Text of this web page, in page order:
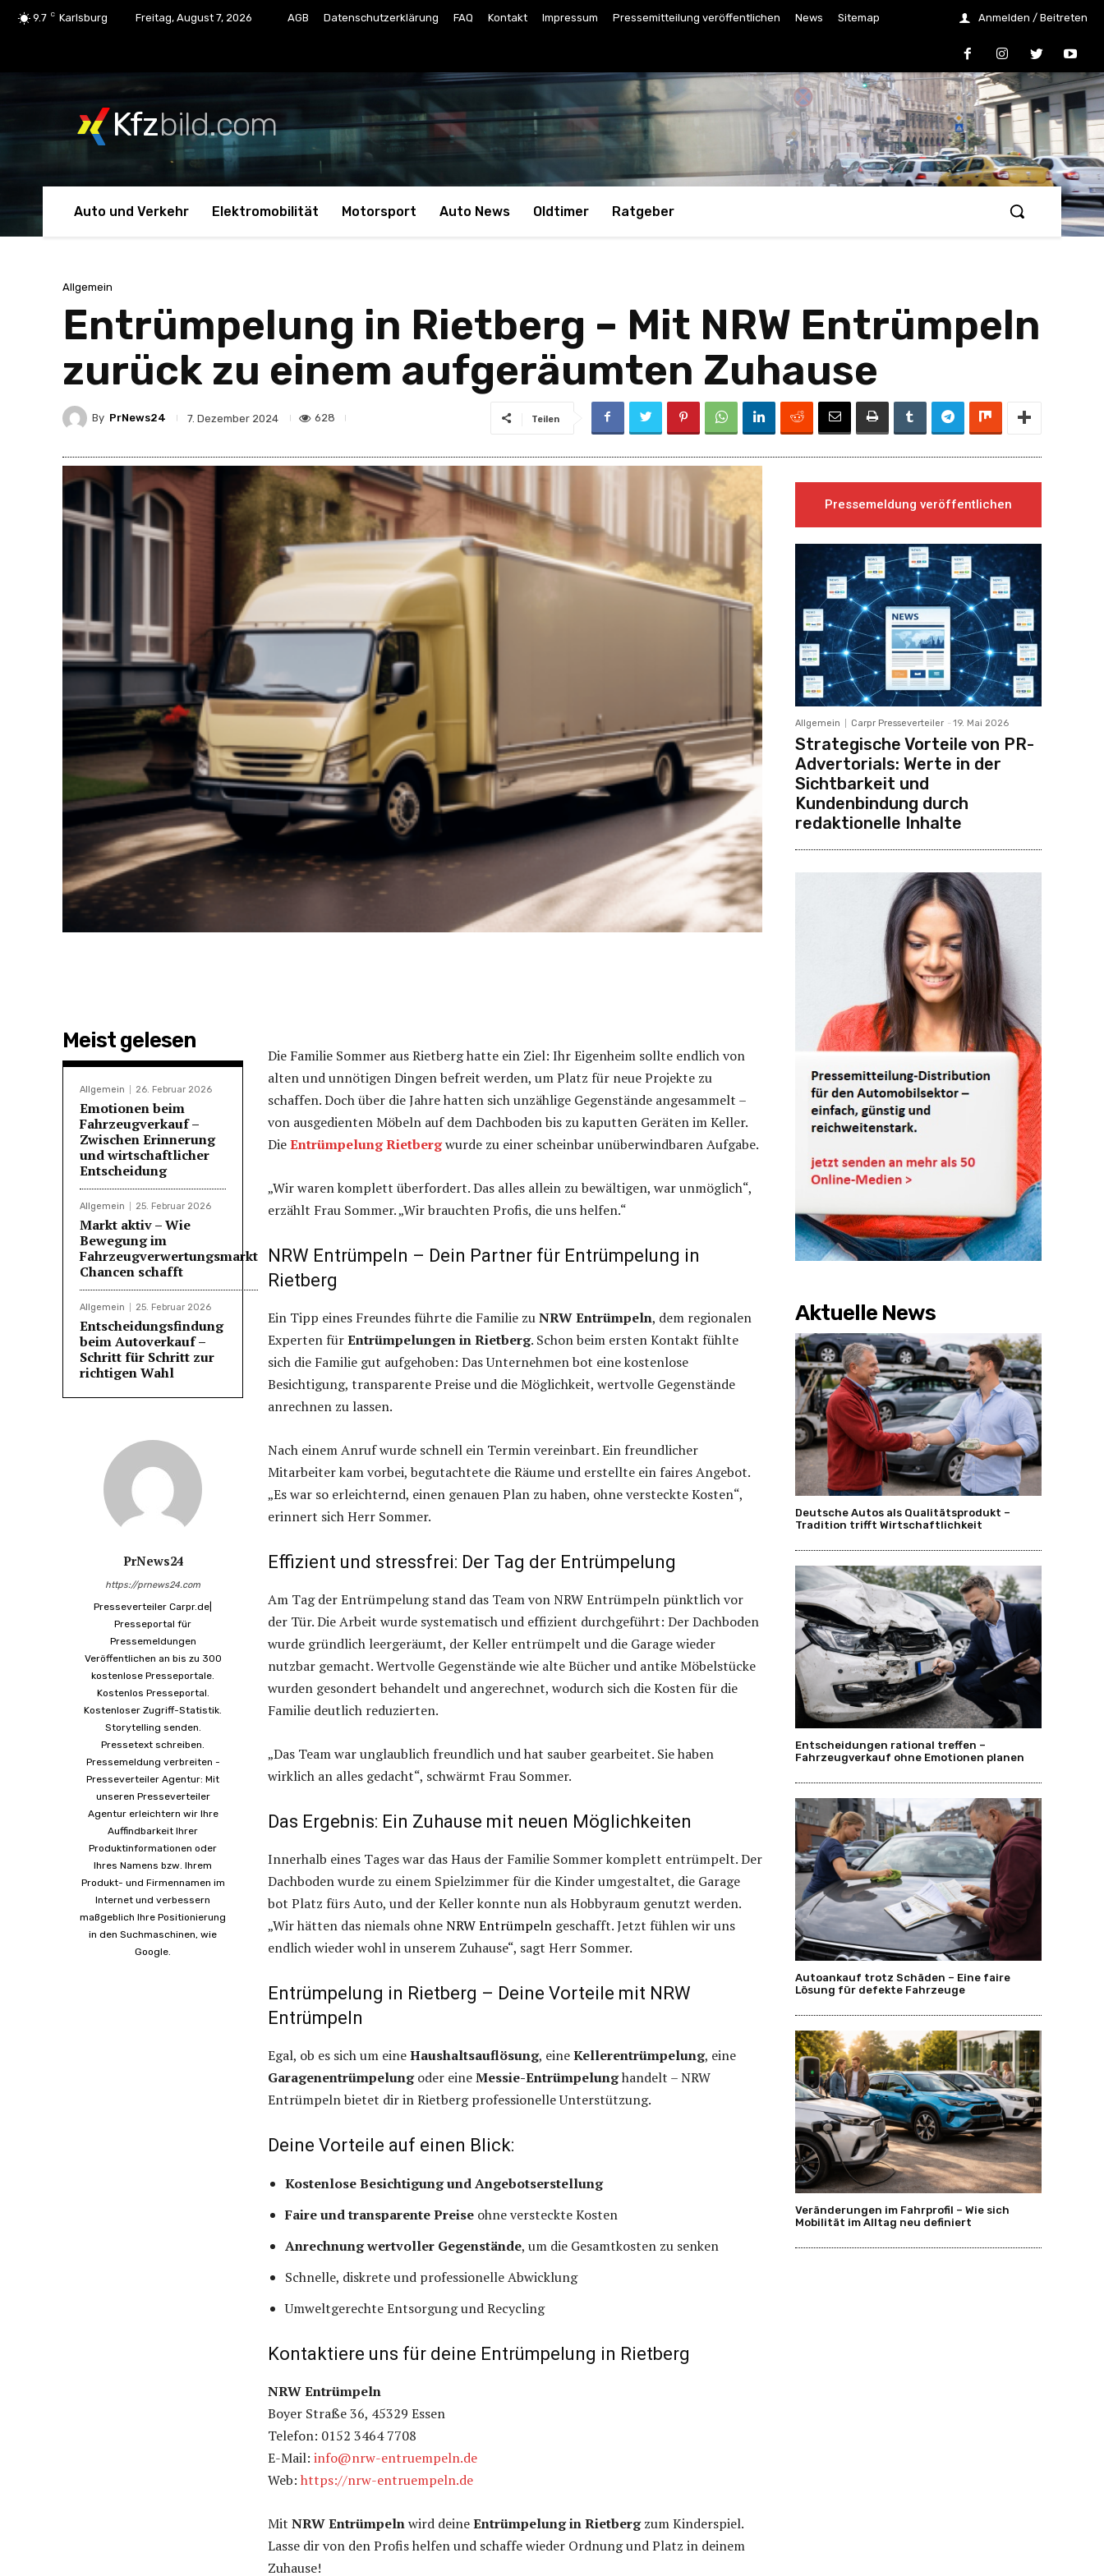
9.7 C Karlsburg Freitag, August 7, 2026 AGB Datenschutzerklärung FAQ Kontakt Impressum Pressemitteilung veröffentlichen News Sitemap Anmelden / Beitreten
Kfzbild.com
Auto und Verkehr Elektromobilität Motorsport Auto News Oldtimer Ratgeber
Allgemein
Entrümpelung in Rietberg – Mit NRW Entrümpeln
zurück zu einem aufgeräumten Zuhause
By PrNews24 7. Dezember 2024 628 Teilen
Meist gelesen
Allgemein 26. Februar 2026
Emotionen beim
Fahrzeugverkauf –
Zwischen Erinnerung
und wirtschaftlicher
Entscheidung
Allgemein 25. Februar 2026
Markt aktiv – Wie
Bewegung im
Fahrzeugverwertungsmarkt
Chancen schafft
Allgemein 25. Februar 2026
Entscheidungsfindung
beim Autoverkauf –
Schritt für Schritt zur
richtigen Wahl
PrNews24
https://prnews24.com
Presseverteiler Carpr.de|
Presseportal für
Pressemeldungen
Veröffentlichen an bis zu 300
kostenlose Presseportale.
Kostenlos Presseportal.
Kostenloser Zugriff-Statistik.
Storytelling senden.
Pressetext schreiben.
Pressemeldung verbreiten -
Presseverteiler Agentur: Mit
unseren Presseverteiler
Agentur erleichtern wir Ihre
Auffindbarkeit Ihrer
Produktinformationen oder
Ihres Namens bzw. Ihrem
Produkt- und Firmennamen im
Internet und verbessern
maßgeblich Ihre Positionierung
in den Suchmaschinen, wie
Google.
Die Familie Sommer aus Rietberg hatte ein Ziel: Ihr Eigenheim sollte endlich von
alten und unnötigen Dingen befreit werden, um Platz für neue Projekte zu
schaffen. Doch über die Jahre hatten sich unzählige Gegenstände angesammelt –
von ausgedienten Möbeln auf dem Dachboden bis zu kaputten Geräten im Keller.
DieEntrümpelung Rietbergwurde zu einer scheinbar unüberwindbaren Aufgabe.
„Wir waren komplett überfordert. Das alles allein zu bewältigen, war unmöglich“,
erzählt Frau Sommer. „Wir brauchten Profis, die uns helfen.“
NRW Entrümpeln – Dein Partner für Entrümpelung in
Rietberg
Ein Tipp eines Freundes führte die Familie zuNRW Entrümpeln, dem regionalen
Experten fürEntrümpelungen in Rietberg. Schon beim ersten Kontakt fühlte
sich die Familie gut aufgehoben: Das Unternehmen bot eine kostenlose
Besichtigung, transparente Preise und die Möglichkeit, wertvolle Gegenstände
anrechnen zu lassen.
Nach einem Anruf wurde schnell ein Termin vereinbart. Ein freundlicher
Mitarbeiter kam vorbei, begutachtete die Räume und erstellte ein faires Angebot.
„Es war so erleichternd, einen genauen Plan zu haben, ohne versteckte Kosten“,
erinnert sich Herr Sommer.
Effizient und stressfrei: Der Tag der Entrümpelung
Am Tag der Entrümpelung stand das Team von NRW Entrümpeln pünktlich vor
der Tür. Die Arbeit wurde systematisch und effizient durchgeführt: Der Dachboden
wurde gründlich leergeräumt, der Keller entrümpelt und die Garage wieder
nutzbar gemacht. Wertvolle Gegenstände wie alte Bücher und antike Möbelstücke
wurden gesondert behandelt und angerechnet, wodurch sich die Kosten für die
Familie deutlich reduzierten.
„Das Team war unglaublich freundlich und hat sauber gearbeitet. Sie haben
wirklich an alles gedacht“, schwärmt Frau Sommer.
Das Ergebnis: Ein Zuhause mit neuen Möglichkeiten
Innerhalb eines Tages war das Haus der Familie Sommer komplett entrümpelt. Der
Dachboden wurde zu einem Spielzimmer für die Kinder umgestaltet, die Garage
bot Platz fürs Auto, und der Keller konnte nun als Hobbyraum genutzt werden.
„Wir hätten das niemals ohneNRW Entrümpeln geschafft. Jetzt fühlen wir uns
endlich wieder wohl in unserem Zuhause“, sagt Herr Sommer.
Entrümpelung in Rietberg – Deine Vorteile mit NRW
Entrümpeln
Egal, ob es sich um eineHaushaltsauflösung, eineKellerentrümpelung, eine
Garagenentrümpelungoder eineMessie-Entrümpelunghandelt – NRW
Entrümpeln bietet dir in Rietberg professionelle Unterstützung.
Deine Vorteile auf einen Blick:
Kostenlose Besichtigung und Angebotserstellung
Faire und transparente Preise ohne versteckte Kosten
Anrechnung wertvoller Gegenstände, um die Gesamtkosten zu senken
Schnelle, diskrete und professionelle Abwicklung
Umweltgerechte Entsorgung und Recycling
Kontaktiere uns für deine Entrümpelung in Rietberg
NRW Entrümpeln
Boyer Straße 36, 45329 Essen
Telefon: 0152 3464 7708
E-Mail: info@nrw-entruempeln.de
Web: https://nrw-entruempeln.de
Mit NRW Entrümpelnwird deineEntrümpelung in Rietbergzum Kinderspiel.
Lasse dir von den Profis helfen und schaffe wieder Ordnung und Platz in deinem
Zuhause!
Pressemeldung veröffentlichen
Allgemein Carpr Presseverteiler - 19. Mai 2026
Strategische Vorteile von PR-
Advertorials: Werte in der
Sichtbarkeit und
Kundenbindung durch
redaktionelle Inhalte
Aktuelle News
Deutsche Autos als Qualitätsprodukt –
Tradition trifft Wirtschaftlichkeit
Entscheidungen rational treffen –
Fahrzeugverkauf ohne Emotionen planen
Autoankauf trotz Schäden – Eine faire
Lösung für defekte Fahrzeuge
Veränderungen im Fahrprofil – Wie sich
Mobilität im Alltag neu definiert